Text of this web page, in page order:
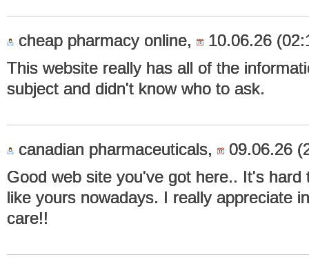
cheap pharmacy online,
10.06.26
This website really has all of the
subject and didn't know who to ask.
canadian pharmaceuticals,
09.06.26
Good web site you've got here.. It's hard
like yours nowadays. I really appreciate
care!!